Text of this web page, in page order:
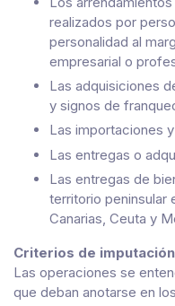
realizados por
personalidad al
empresarial o
Las adquisiciones
y signos de
Las importaciones
Las entregas o
Las entregas de
territorio peninsular
Canarias, Ceuta y
Criterios de imputación
Las operaciones se
que deban anotarse en